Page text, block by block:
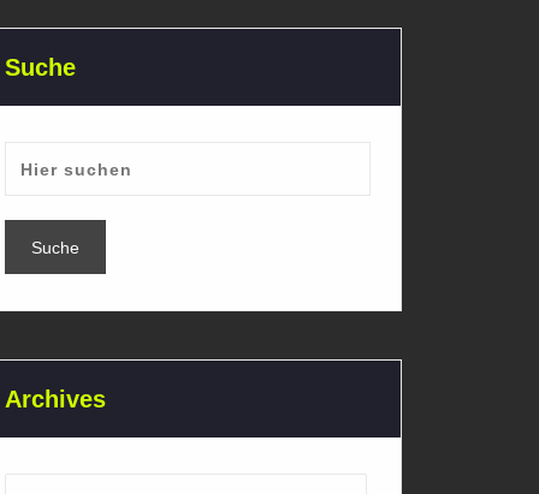
Suche
Archives